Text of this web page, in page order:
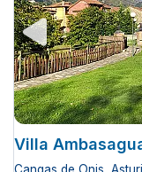
Villa
Cangas de Onis,